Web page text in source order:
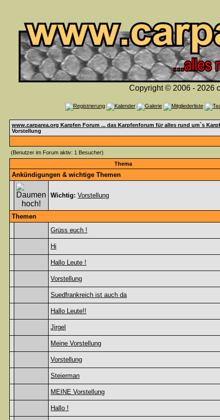
Copyright © 2006 - 2026
www.carparea.org Karpfen Forum ... das Karpfenforum für alles rund um`s
Vorstellung
(Benutzer im Forum aktiv: 1 Besucher)
Thema
Ankündigungen & wichtige Themen
Wichtig: Vorstellung
Themen
Grüss euch !
Hi
Hallo Leute !
Vorstellung
Suedfrankreich ist auch da
Hallo Leute!!
Jirgel
Meine Vorstellung
Vorstellung
Steierman
MEINE Vorstellung
Hallo !